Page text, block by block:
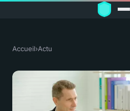
Accueil›Actu